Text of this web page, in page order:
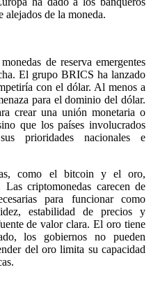
alejados de la moneda.
de reserva emergentes
El grupo BRICS ha lanzado
con el dólar. Al menos a
para el dominio del dólar.
crear una unión monetaria o
que los países involucrados
prioridades nacionales e
como el bitcoin y el oro,
criptomonedas carecen de
para funcionar como
estabilidad de precios y
de valor clara. El oro tiene
los gobiernos no pueden
del oro limita su capacidad